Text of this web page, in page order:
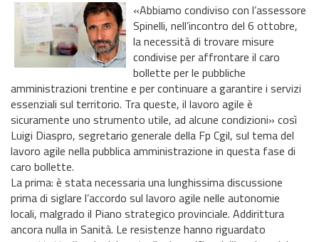
«Abbiamo condiviso con l’assessore
Spinelli, nell’incontro del 6 ottobre,
la necessità di trovare misure
condivise per affrontare il caro
bollette per le pubbliche
amministrazioni trentine e per continuare a garantire i servizi
essenziali sul territorio. Tra queste, il lavoro agile è
sicuramente uno strumento utile, ad alcune condizioni» così
Luigi Diaspro, segretario generale della Fp Cgil, sul tema del
lavoro agile nella pubblica amministrazione in questa fase di
caro bollette.
La prima: è stata necessaria una lunghissima discussione
prima di siglare l’accordo sul lavoro agile nelle autonomie
locali, malgrado il Piano strategico provinciale. Addirittura
ancora nulla in Sanità. Le resistenze hanno riguardato